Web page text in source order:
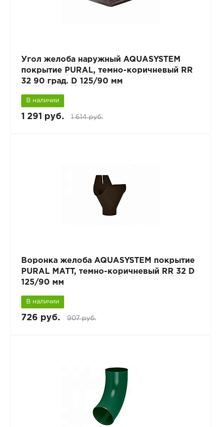
Угол желоба наружный AQUASYSTEM
покрытие PURAL, темно-коричневый RR
32 90 град. D 125/90 мм
В наличии
1 291 руб. 1 614 руб.
Воронка желоба AQUASYSTEM покрытие
PURAL MATT, темно-коричневый RR 32 D
125/90 мм
В наличии
726 руб. 907 руб.